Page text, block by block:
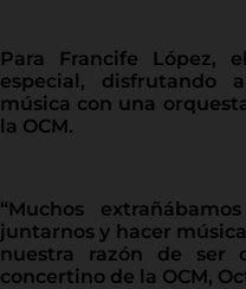
Para Francife López,
especial, disfrutando
música con una
la OCM.
“Muchos
juntarnos y hacer
nuestra razón de ser
concertino de la OCM,